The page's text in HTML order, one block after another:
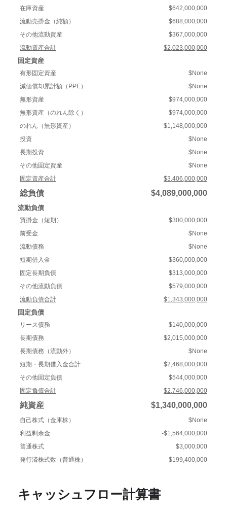
在庫資産
$642,000,000
流動売掛金（純額）
$688,000,000
その他流動資産
$367,000,000
流動資産合計
$2,023,000,000
固定資産
有形固定資産
$None
減価償却累計額（PPE）
$None
無形資産
$974,000,000
無形資産（のれん除く）
$974,000,000
のれん（無形資産）
$1,148,000,000
投資
$None
長期投資
$None
その他固定資産
$None
固定資産合計
$3,406,000,000
総負債 $4,089,000,000
流動負債
買掛金（短期）
$300,000,000
前受金
$None
流動債務
$None
短期借入金
$360,000,000
固定長期負債
$313,000,000
その他流動負債
$579,000,000
流動負債合計
$1,343,000,000
固定負債
リース債務
$140,000,000
長期債務
$2,015,000,000
長期債務（流動外）
$None
短期・長期借入金合計
$2,468,000,000
その他固定負債
$544,000,000
固定負債合計
$2,746,000,000
純資産 $1,340,000,000
自己株式（金庫株）
$None
利益剰余金
-$1,564,000,000
普通株式
$3,000,000
発行済株式数（普通株）
$199,400,000
キャッシュフロー計算書